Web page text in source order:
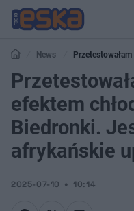
News
idealna na lato i afrykańskie upały
efektem
Biedronki.
afrykańskie
2025-07-10 10:14